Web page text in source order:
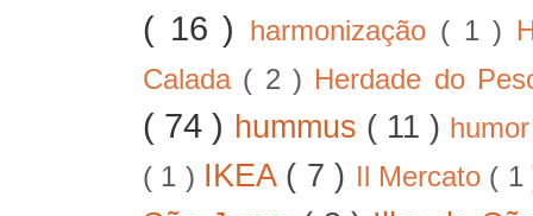
( 16 ) harmonização ( 1 )
Calada ( 2 ) Herdade do
( 74 ) hummus ( 11 )
( 1 ) IKEA ( 7 ) Il Mercato (